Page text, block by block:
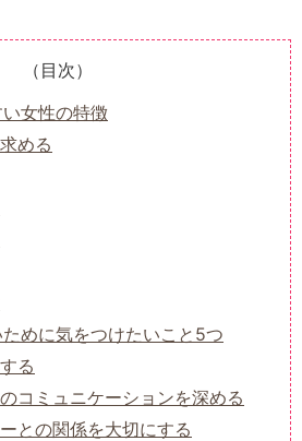
（目次）
女性の特徴
める
めに気をつけたいこと5つ
る
コミュニケーションを深める
との関係を大切にする